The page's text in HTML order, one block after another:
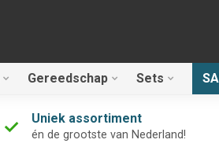
Gereedschap Sets
Uniek assortiment
én de grootste van Nederland!